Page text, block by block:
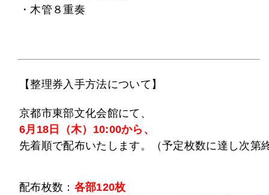
・木管８重奏
【整理券入手方法について】
京都市東部文化会館にて、
6月18日（木）10:00から、
先着順で配布いたします。（予定枚数に達し次第
配布枚数： 各部120枚